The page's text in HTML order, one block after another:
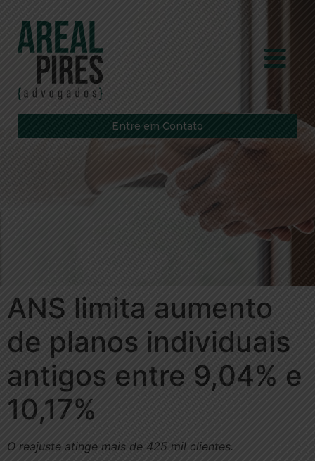
Entre em Contato
ANS limita aumento
de planos individuais
antigos entre 9,04% e
10,17%
O reajuste atinge mais de 425 mil clientes.